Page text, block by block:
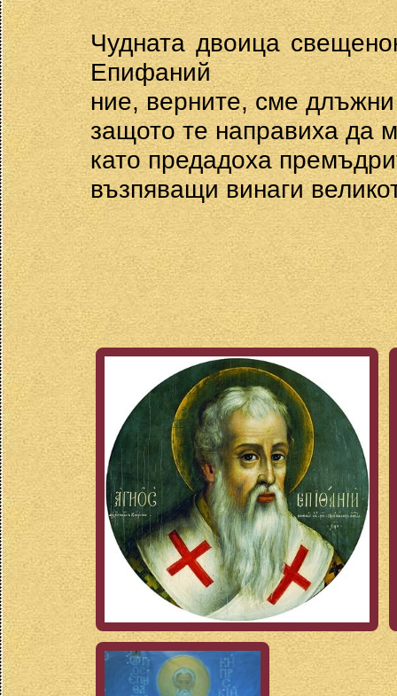
Чудната двоица
Епифаний
ние, верните, сме
защото те направиха да
като предадоха
възпяващи винаги